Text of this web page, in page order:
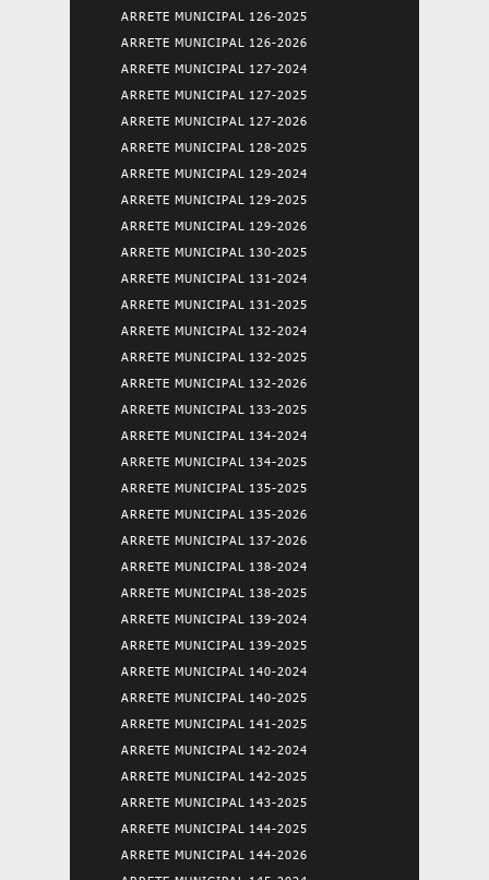
ARRETE MUNICIPAL 126-2025
ARRETE MUNICIPAL 126-2026
ARRETE MUNICIPAL 127-2024
ARRETE MUNICIPAL 127-2025
ARRETE MUNICIPAL 127-2026
ARRETE MUNICIPAL 128-2025
ARRETE MUNICIPAL 129-2024
ARRETE MUNICIPAL 129-2025
ARRETE MUNICIPAL 129-2026
ARRETE MUNICIPAL 130-2025
ARRETE MUNICIPAL 131-2024
ARRETE MUNICIPAL 131-2025
ARRETE MUNICIPAL 132-2024
ARRETE MUNICIPAL 132-2025
ARRETE MUNICIPAL 132-2026
ARRETE MUNICIPAL 133-2025
ARRETE MUNICIPAL 134-2024
ARRETE MUNICIPAL 134-2025
ARRETE MUNICIPAL 135-2025
ARRETE MUNICIPAL 135-2026
ARRETE MUNICIPAL 137-2026
ARRETE MUNICIPAL 138-2024
ARRETE MUNICIPAL 138-2025
ARRETE MUNICIPAL 139-2024
ARRETE MUNICIPAL 139-2025
ARRETE MUNICIPAL 140-2024
ARRETE MUNICIPAL 140-2025
ARRETE MUNICIPAL 141-2025
ARRETE MUNICIPAL 142-2024
ARRETE MUNICIPAL 142-2025
ARRETE MUNICIPAL 143-2025
ARRETE MUNICIPAL 144-2025
ARRETE MUNICIPAL 144-2026